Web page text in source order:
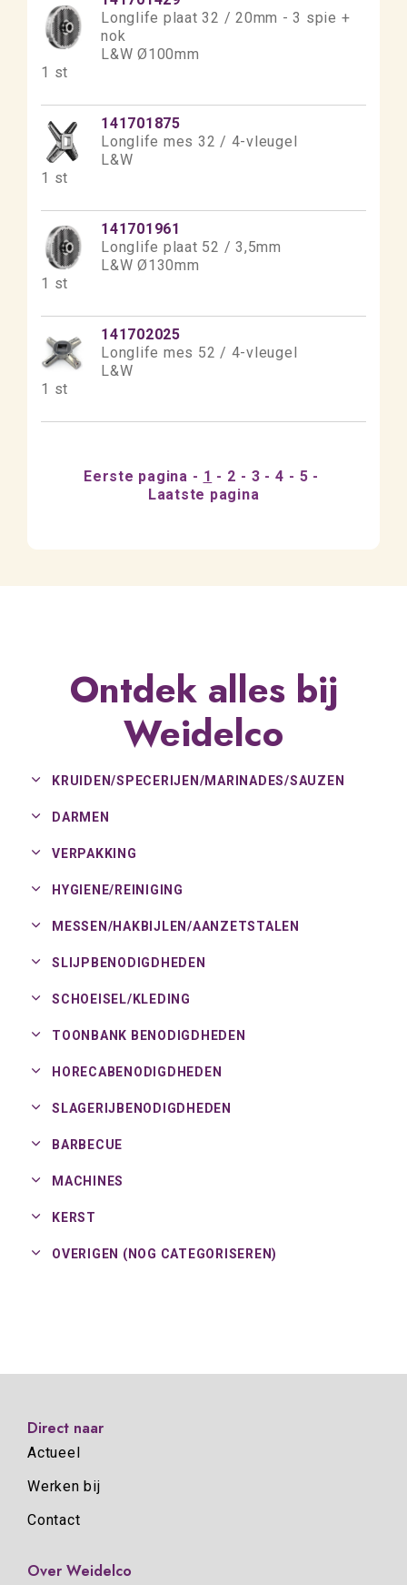
Longlife plaat 32 / 20mm - 3 spie +
nok
L&W Ø100mm
1 st
141701875
Longlife mes 32 / 4-vleugel
L&W
1 st
141701961
Longlife plaat 52 / 3,5mm
L&W Ø130mm
1 st
141702025
Longlife mes 52 / 4-vleugel
L&W
1 st
Eerste pagina 1 2 3 4
5
Laatste pagina
Ontdek alles bij
Weidelco
KRUIDEN/SPECERIJEN/MARINADES/SAUZEN
DARMEN
VERPAKKING
HYGIENE/ REINIGING
MESSEN/HAKBIJLEN/AANZETSTALEN
SLIJPBENODIGDHEDEN
SCHOEISEL/ KLEDING
TOONBANK BENODIGDHEDEN
HORECABENODIGDHEDEN
SLAGERIJBENODIGDHEDEN
BARBECUE
MACHINES
KERST
OVERIGEN (NOG CATEGORISEREN)
Direct naar
Actueel
Werken bij
Contact
Over Weidelco